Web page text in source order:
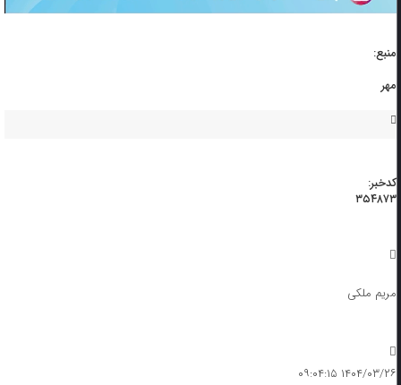
منبع:
مهر
کدخبر:
۳۵۴۸۷۳
مریم ملکی
۱۴۰۴/۰۳/۲۶ ۰۹:۰۴:۱۵